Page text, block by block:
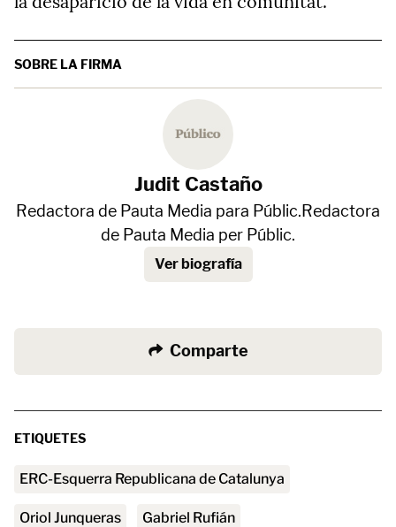
SOBRE LA FIRMA
Judit Castaño
Redactora de Pauta Media para Públic.Redactora
de Pauta Media per Públic.
Ver biografía
Comparte
ETIQUETES
ERC-Esquerra Republicana de Catalunya
Oriol Junqueras Gabriel Rufián